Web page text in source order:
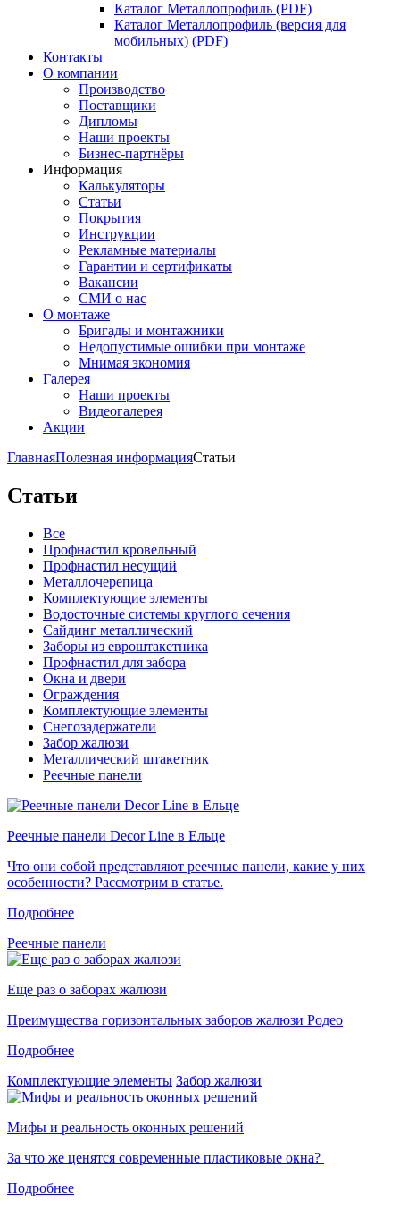
Каталог Металлопрофиль (PDF)
Каталог Металлопрофиль (версия для
мобильных) (PDF)
Контакты
О компании
Производство
Поставщики
Дипломы
Наши проекты
Бизнес-партнёры
Информация
Калькуляторы
Статьи
Покрытия
Инструкции
Рекламные материалы
Гарантии и сертификаты
Вакансии
СМИ о нас
О монтаже
Бригады и монтажники
Недопустимые ошибки при монтаже
Мнимая экономия
Галерея
Наши проекты
Видеогалерея
Акции
ГлавнаяПолезная информацияСтатьи
Статьи
Все
Профнастил кровельный
Профнастил несущий
Металлочерепица
Комплектующие элементы
Водосточные системы круглого сечения
Сайдинг металлический
Заборы из евроштакетника
Профнастил для забора
Окна и двери
Ограждения
Комплектующие элементы
Снегозадержатели
Забор жалюзи
Металлический штакетник
Реечные панели
Реечные панели Decor Line в Ельце
Что они собой представляют реечные панели, какие у них
особенности? Рассмотрим в статье.
Подробнее
Реечные панели
Еще раз о заборах жалюзи
Преимущества горизонтальных заборов жалюзи Родео
Подробнее
Комплектующие элементы Забор жалюзи
Мифы и реальность оконных решений
За что же ценятся современные пластиковые окна?
Подробнее